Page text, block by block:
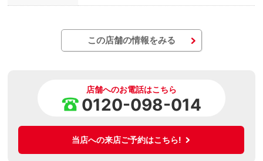
この店舗の情報をみる
店舗へのお電話はこちら
0120-098-014
当店への来店ご予約はこちら!